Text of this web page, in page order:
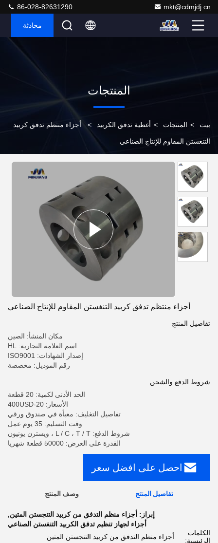
mkt@cdmjdj.cn
86-028-82631290
محادثة
المنتجات
بيت > المنتجات > أغطية تدفق الكربيد > أجزاء منتظم تدفق كربيد
التنغستن المقاوم للإنتاج الصناعي
أجزاء منتظم تدفق كربيد التنغستن المقاوم للإنتاج الصناعي
تفاصيل المنتج
مكان المنشأ: الصين
اسم العلامة التجارية: HL
إصدار الشهادات: ISO9001
رقم الموديل: مخصصة
شروط الدفع والشحن
الحد الأدنى لكمية: 20 قطعة
الأسعار: 20-400USD
تفاصيل التغليف: معبأة في صندوق ورقي
وقت التسليم: 35 يوم عمل
شروط الدفع: L / C ، T / T ، ويسترن يونيون
القدرة على العرض: 50000 قطعة شهريا
احصل على افضل سعر
تفاصيل المنتج وصف المنتج
إبراز: أجزاء منظم التدفق من كربيد التنجستن المتين,
أجزاء لجهاز تنظيم تدفق الكربيد التنغستن الصناعي
الكلمات
الرئيسية:
أجزاء منظم التدفق من كربيد التنجستن المتين